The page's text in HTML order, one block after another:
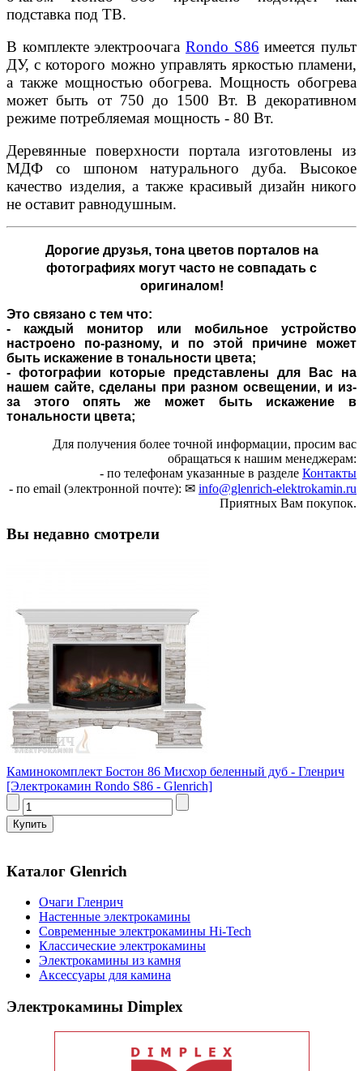
подставка под ТВ.
В комплекте электроочага Rondo S86 имеется пульт
ДУ, с которого можно управлять яркостью пламени,
а также мощностью обогрева. Мощность обогрева
может быть от 750 до 1500 Вт. В декоративном
режиме потребляемая мощность - 80 Вт.
Деревянные поверхности портала изготовлены из
МДФ со шпоном натурального дуба. Высокое
качество изделия, а также красивый дизайн никого
не оставит равнодушным.
Дорогие друзья,тона цветов порталов на
фотографиях могут часто не совпадать с
оригиналом!
Это связано с тем что:
- каждый монитор или мобильное устройство
настроено по-разному, и по этой причине может
быть искажение в тональности цвета;
- фотографии которые представлены для Вас на
нашем сайте, сделаны при разном освещении, и из-
за этого опять же может быть искажение в
тональности цвета;
Для получения более точной информации, просим вас
обращаться к нашим менеджерам:
- по телефонам указанные в разделе Контакты
- по email (электронной почте): ✉ info@glenrich-elektrokamin.ru
Приятных Вам покупок.
Вы недавно смотрели
Каминокомплект Бостон 86 Мисхор беленный дуб - Гленрич
[Электрокамин Rondo S86 - Glenrich]
Каталог Glenrich
Очаги Гленрич
Настенные электрокамины
Современные электрокамины Hi-Tech
Классические электрокамины
Электрокамины из камня
Аксессуары для камина
Электрокамины Dimplex